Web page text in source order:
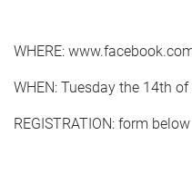
WHERE:
WHEN: Tuesday the 14th
REGISTRATION: form below